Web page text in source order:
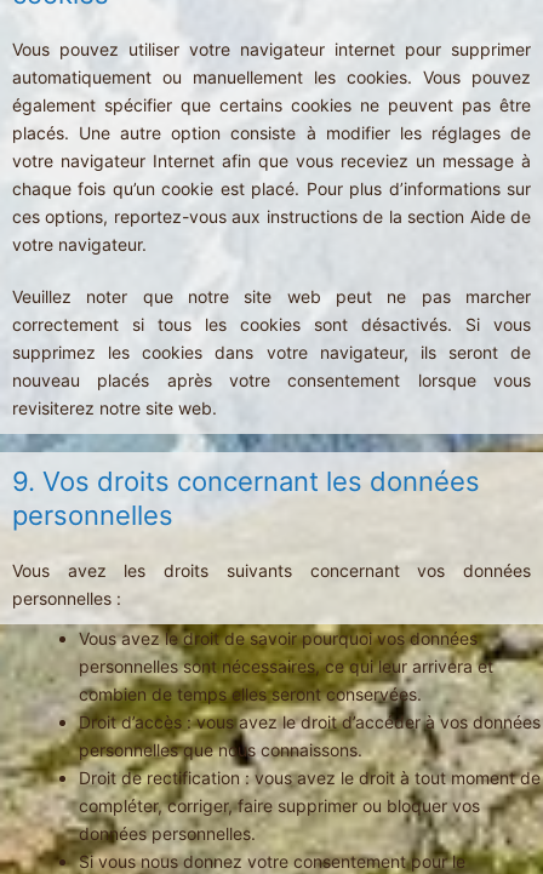
Vous pouvez utiliser votre navigateur internet pour supprimer
automatiquement ou manuellement les cookies. Vous pouvez
également spécifier que certains cookies ne peuvent pas être
placés. Une autre option consiste à modifier les réglages de
votre navigateur Internet afin que vous receviez un message à
chaque fois qu’un cookie est placé. Pour plus d’informations sur
ces options, reportez-vous aux instructions de la section Aide de
votre navigateur.
Veuillez noter que notre site web peut ne pas marcher
correctement si tous les cookies sont désactivés. Si vous
supprimez les cookies dans votre navigateur, ils seront de
nouveau placés après votre consentement lorsque vous
revisiterez notre site web.
9. Vos droits concernant les données
personnelles
Vous avez les droits suivants concernant vos données
personnelles :
Vous avez le droit de savoir pourquoi vos données
personnelles sont nécessaires, ce qui leur arrivera et
combien de temps elles seront conservées.
Droit d’accès : vous avez le droit d’accéder à vos données
personnelles que nous connaissons.
Droit de rectification : vous avez le droit à tout moment de
compléter, corriger, faire supprimer ou bloquer vos
données personnelles.
Si vous nous donnez votre consentement pour le